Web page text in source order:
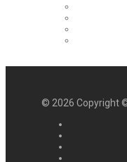
© 2026 Copyright